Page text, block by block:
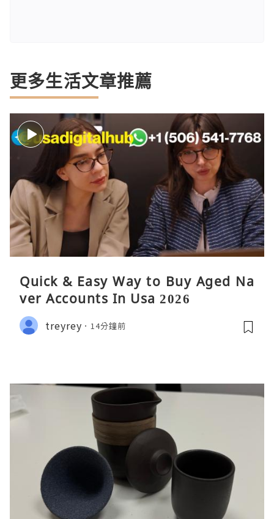
更多生活文章推薦
Quick & Easy Way to Buy Aged Na
ver Accounts In Usa 2026
treyrey 14分鐘前